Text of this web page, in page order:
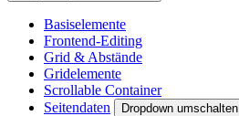
Basiselemente
Frontend-Editing
Grid & Abstände
Gridelemente
Scrollable Container
Seitendaten
Dropdown umschalten